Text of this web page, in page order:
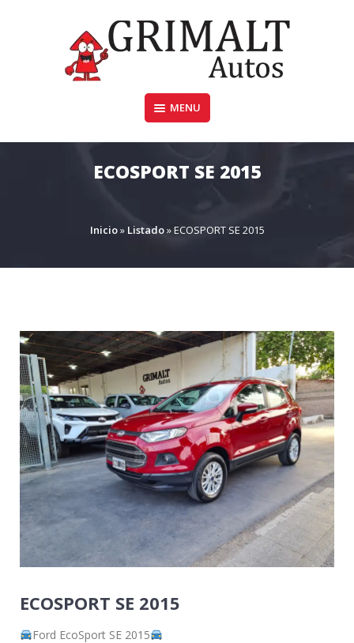
GRIMALTAUTOS.COM.AR
MENU
ECOSPORT SE 2015
Inicio» Listado»ECOSPORT SE 2015
ECOSPORT SE 2015
Ford EcoSport SE 2015